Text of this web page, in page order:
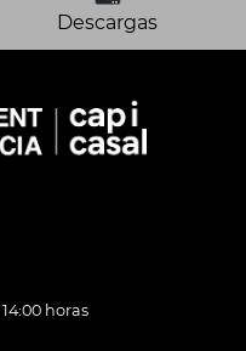
Descargas
horas